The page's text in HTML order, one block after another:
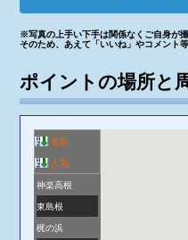
※写真の上手い下手は関係なくご自身が
そのため、あえて「いいね」やコメント
ポイントの場所と
名前
人気
神楽高根
東島根
梶の浜